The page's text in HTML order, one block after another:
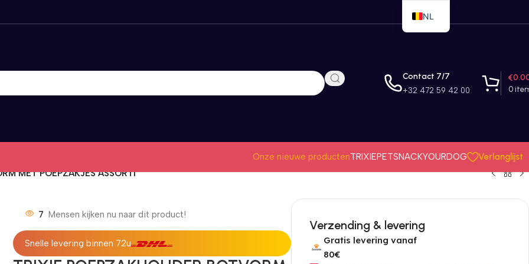
Contact 7/7
+32 472 59 42 00 0
€
Onze nieuwe productenTRIXIEPETSNACKYOURDOG
Verlanglijst
MET POEPZAKJES ASSORTI
7 Mensen kijken nu naar dit product!
Snelle levering binnen 72u
Verzending & levering
Gratis levering vanaf
80€
NL
EN